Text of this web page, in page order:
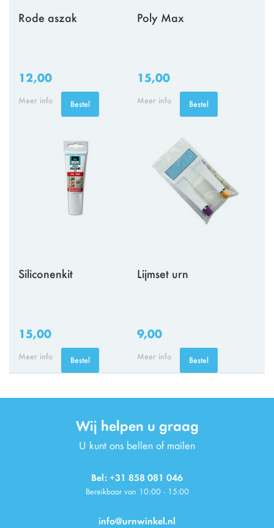
Rode aszak
12,00
Meer info Bestel
Poly Max
15,00
Meer info Bestel
Siliconenkit
15,00
Meer info Bestel
Lijmset urn
9,00
Meer info Bestel
Wij helpen u graag
U kunt ons bellen of mailen
Bel: +31 858 081 046
Bereikbaar van 10:00 - 15:00
info@urnwinkel.nl